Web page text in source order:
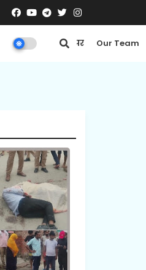
मनोरंजन ई-पेपर Our Team